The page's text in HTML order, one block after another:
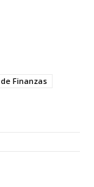
Finanzas